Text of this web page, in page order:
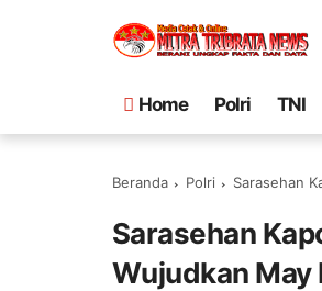
Home Polri TNI
Beranda Polri Sarasehan
Sarasehan
Wujudkan May